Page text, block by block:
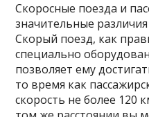
Скоросные поезда и
значительные
Скорый поезд, как
специально
позволяет ему
то время как
скорость не более 120